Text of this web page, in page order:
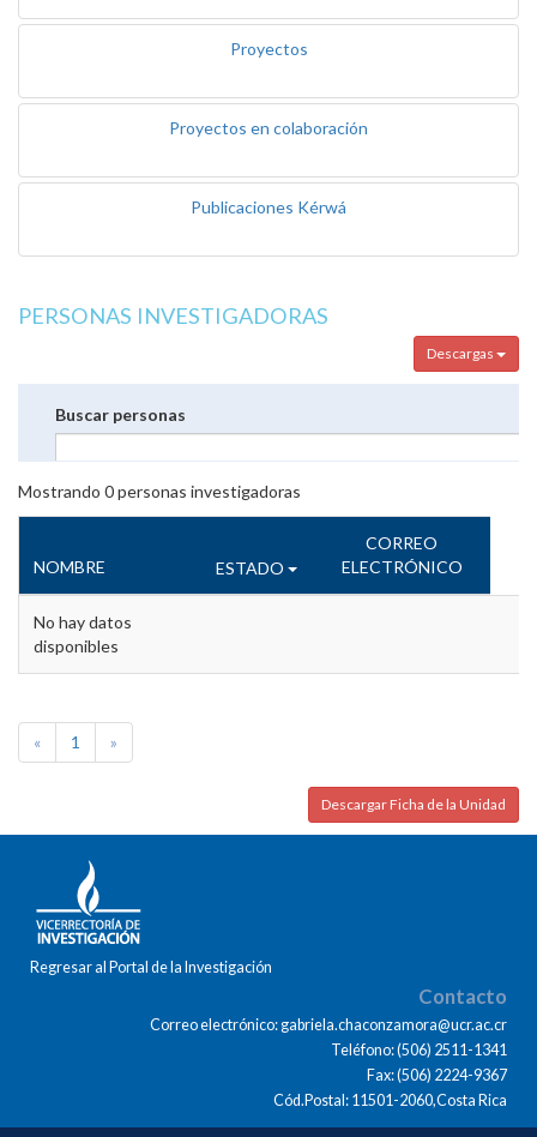
Proyectos
Proyectos en colaboración
Publicaciones Kérwá
PERSONAS INVESTIGADORAS
Descargas
Buscar personas
Mostrando 0personas investigadoras
NOMBRE ESTADO
CORREO
ELECTRÓNICO
No hay datos
disponibles
« 1 »
Descargar Ficha de la Unidad
Regresar al Portal de la Investigación
Contacto
Correo electrónico: gabriela.chaconzamora@ucr.ac.cr
Teléfono: (506) 2511-1341
Fax: (506) 2224-9367
Cód.Postal: 11501-2060,Costa Rica